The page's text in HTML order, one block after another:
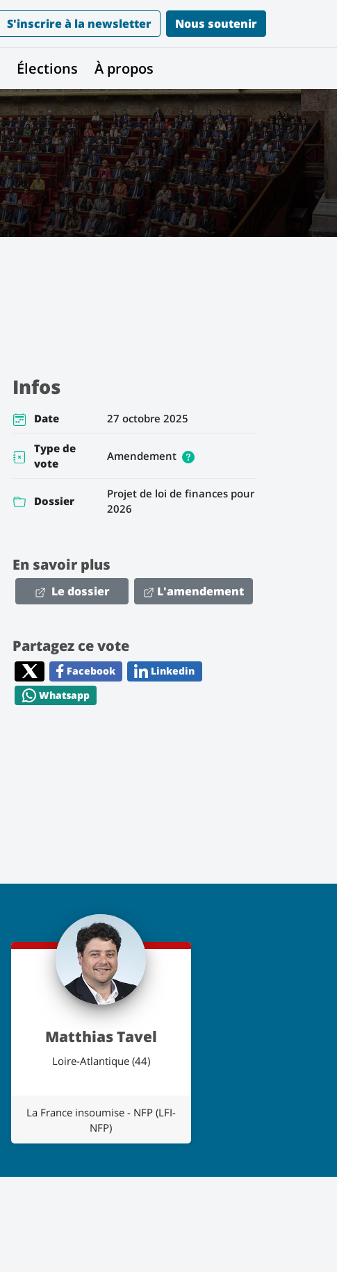
S'inscrire à la newsletter Nous soutenir
Élections À propos
Infos
Date 27 octobre 2025
Type de
vote
Amendement
Dossier
Projet de loi de finances pour
2026
En savoir plus
Le dossier L'amendement
Partagez ce vote
Facebook
Linkedin
Whatsapp
Matthias Tavel
Loire-Atlantique (44)
La France insoumise - NFP (LFI-
NFP)